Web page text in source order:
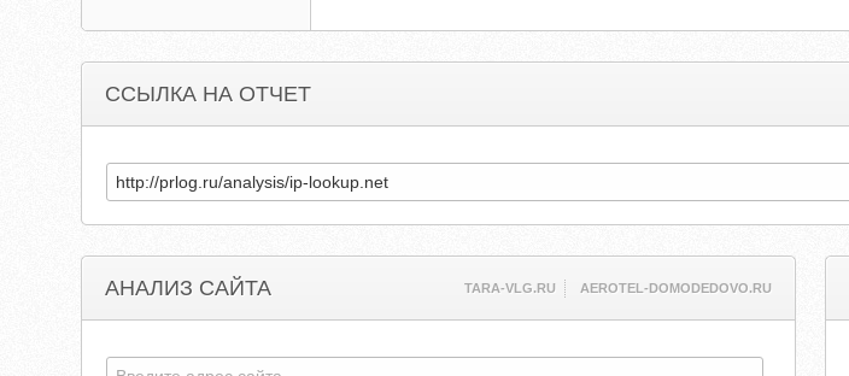
ССЫЛКА НА ОТЧЕТ
АНАЛИЗ САЙТА TARA-VLG.RU AEROTEL-DOMODEDOVO.RU